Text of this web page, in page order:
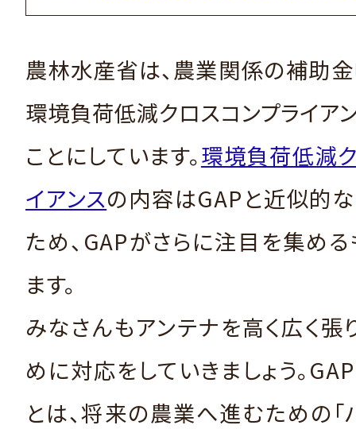
農林水産省は、農業関係の補助
環境負荷低減クロスコンプライア
ことにしています。環境負荷低減
イアンスの内容はGAPと近似的
ため、GAPがさらに注目を集め
ます。
みなさんもアンテナを高く広く張
めに対応をしていきましょう。
とは、将来の農業へ進むための「